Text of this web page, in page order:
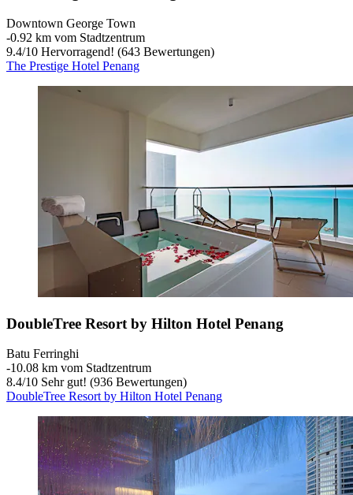
Downtown George Town
‐0.92 km vom Stadtzentrum
9.4/10 Hervorragend! (643 Bewertungen)
The Prestige Hotel Penang
DoubleTree Resort by Hilton Hotel Penang
Batu Ferringhi
‐10.08 km vom Stadtzentrum
8.4/10 Sehr gut! (936 Bewertungen)
DoubleTree Resort by Hilton Hotel Penang